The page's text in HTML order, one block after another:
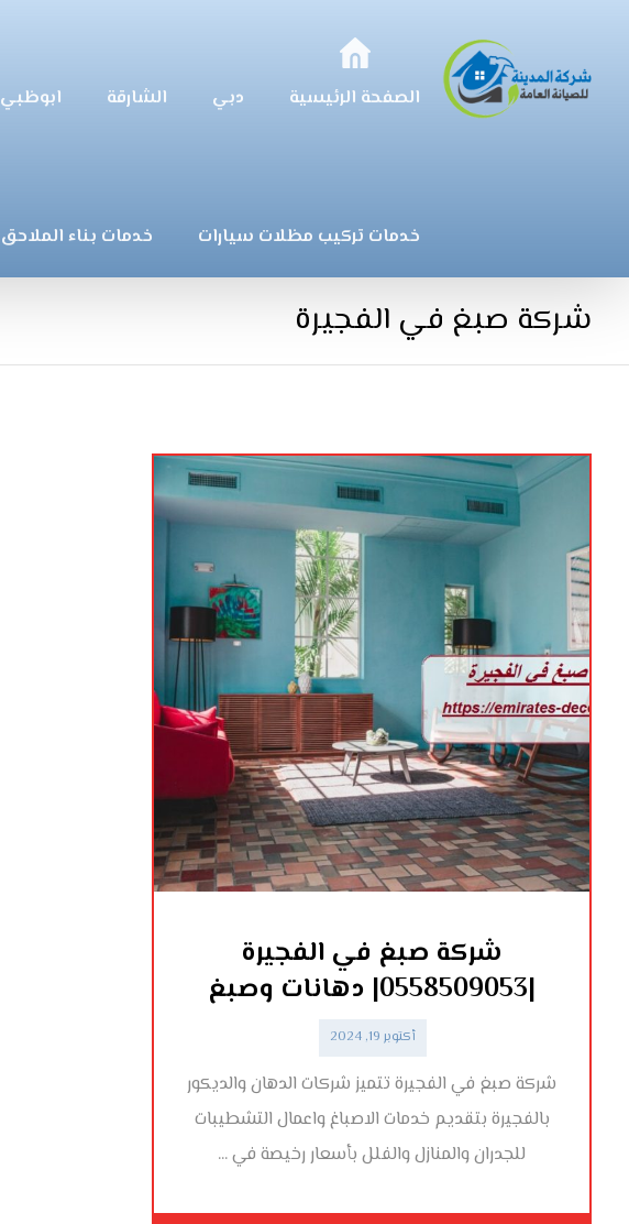
الصفحة الرئيسية دبي الشارقة ابوظبي
خدمات تركيب مظلات سيارات خدمات بناء الملاحق
شركة صبغ في الفجيرة
شركة صبغ في الفجيرة
|0558509053| دهانات وصبغ
أكتوبر 19, 2024
شركة صبغ في الفجيرة تتميز شركات الدهان والديكور
بالفجيرة بتقديم خدمات الاصباغ واعمال التشطيبات
للجدران والمنازل والفلل بأسعار رخيصة في ...